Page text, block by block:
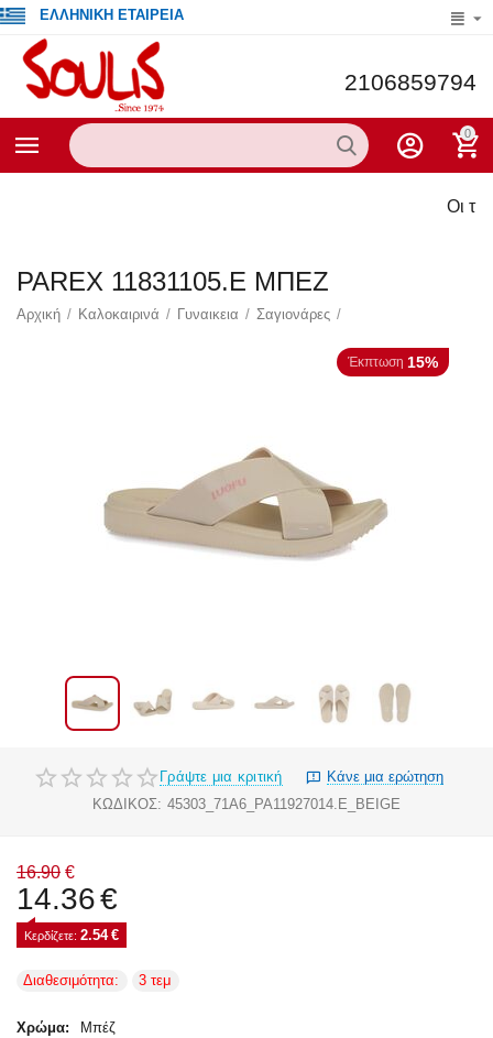
ΕΛΛΗΝΙΚΗ ΕΤΑΙΡΕΙΑ
2106859794
0
Οι
PAREX 11831105.E ΜΠΕΖ
Αρχική / Καλοκαιρινά / Γυναικεια / Σαγιονάρες /
Έκπτωση 15%
Γράψτε μια κριτική
Κάνε μια ερώτηση
ΚΩΔΙΚΟΣ: 45303_71A6_PA11927014.E_BEIGE
16.90 €
14.36€
Κερδίζετε: 2.54 €
Διαθεσιμότητα: 3 τεμ
Χρώμα: Μπέζ